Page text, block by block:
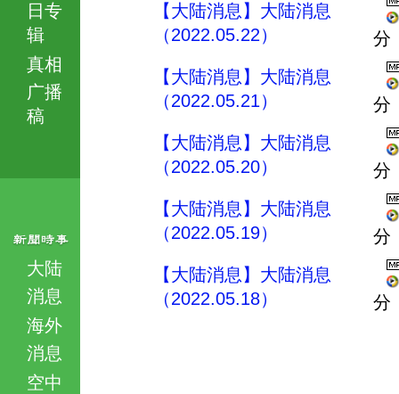
日专
辑
真相
广播
稿
大陆
消息
海外
消息
空中
【大陆消息】大陆消息
（2022.05.22）
分
【大陆消息】大陆消息
（2022.05.21）
分
【大陆消息】大陆消息
（2022.05.20）
分
【大陆消息】大陆消息
（2022.05.19）
分
【大陆消息】大陆消息
（2022.05.18）
分